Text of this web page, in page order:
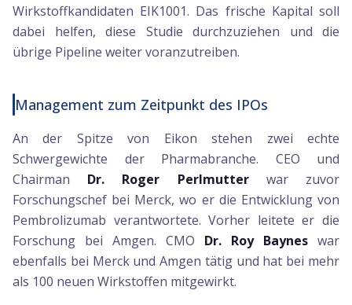
Wirkstoffkandidaten EIK1001. Das frische Kapital soll
dabei helfen, diese Studie durchzuziehen und die
übrige Pipeline weiter voranzutreiben.
Management zum Zeitpunkt des IPOs
An der Spitze von Eikon stehen zwei echte
Schwergewichte der Pharmabranche. CEO und
Chairman Dr. Roger Perlmutterwar zuvor
Forschungschef bei Merck, wo er die Entwicklung von
Pembrolizumab verantwortete. Vorher leitete er die
Forschung bei Amgen. CMO Dr. Roy Baynes war
ebenfalls bei Merck und Amgen tätig und hat bei mehr
als 100 neuen Wirkstoffen mitgewirkt.